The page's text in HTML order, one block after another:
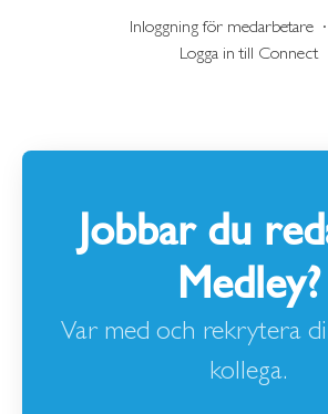
Inloggning för medarbetare ·
Logga in till Connect
Jobbar du
Medley?
Var med och rekrytera
kollega.